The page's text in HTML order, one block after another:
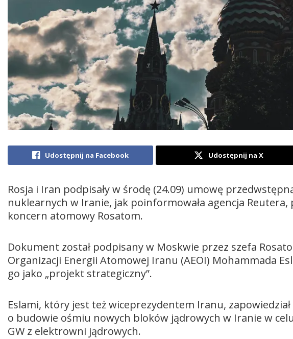
Udostępnij na Facebook Udostępnij na X
Rosja i Iran podpisały w środę (24.09) umowę
nuklearnych w Iranie, jak poinformowała agencja Reutera,
koncern atomowy Rosatom.
Dokument został podpisany w Moskwie przez szefa
Organizacji Energii Atomowej Iranu (AEOI) Mohammada
go jako „projekt strategiczny”.
Eslami, który jest też wiceprezydentem Iranu,
o budowie ośmiu nowych bloków jądrowych w Iranie w
GW z elektrowni jądrowych.